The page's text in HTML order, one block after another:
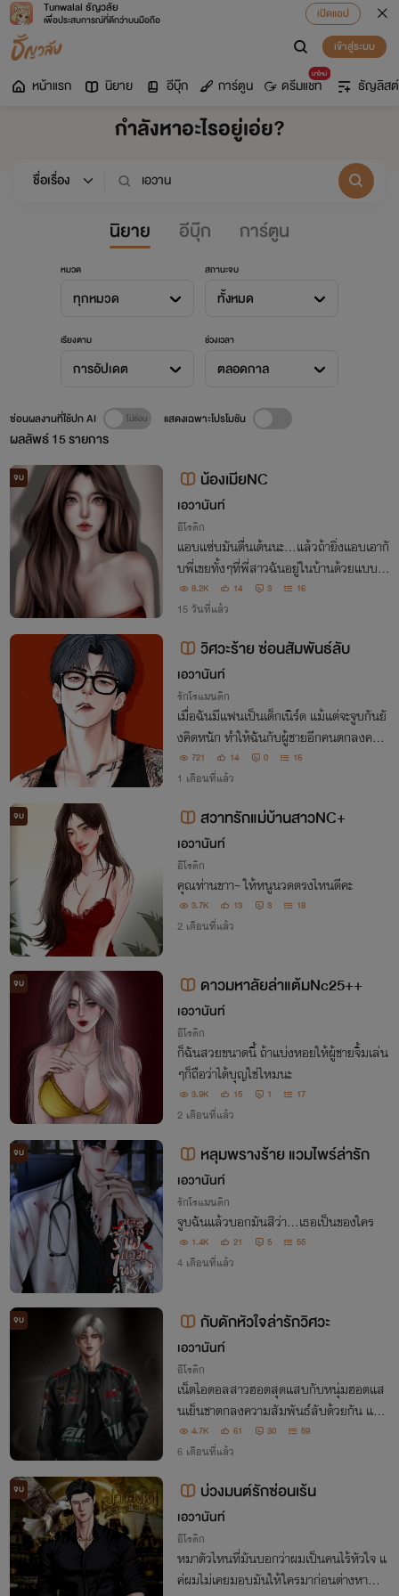
Tunwalai ธัญวลัย
เพื่อประสบการณ์ที่ดีกว่าบนมือถือ
เปิดแอป
เข้าสู่ระบบ
หน้าแรก นิยาย อีบุ๊ก การ์ตูน
มาใหม่
ดรีมแชท ธัญลิสต์
กำลังหาอะไรอยู่เอ่ย?
นิยาย อีบุ๊ก การ์ตูน
หมวด
ทุกหมวด
สถานะจบ
ทั้งหมด
เรียงตาม
การอัปเดต
ช่วงเวลา
ตลอดกาล
ผลลัพธ์15รายการ
ซ่อนผลงานที่ใช้ปก AI แสดงเฉพาะโปรโมชัน
จบ น้องเมียNC
เอวานันท์
อีโรติก
แอบแซ่บมันตื่นเต้นนะ...แล้วถ้ายิ่งแอบเอากั
บพี่เขยทั้งๆที่พี่สาวฉันอยู่ในบ้านด้วยแบบนี
้...พริกร้อยเม็ดก็สู้ลีลาเด็ดฉันไม่ได้
8.2K 14 3 16
15 วันที่แล้ว
วิศวะร้าย ซ่อนสัมพันธ์ลับ
เอวานันท์
รักโรแมนติก
เมื่อฉันมีแฟนเป็นเด็กเนิร์ด แม้แต่จะจูบกันยั
งคิดหนัก ทำให้ฉันกับผู้ชายอีกคนตกลงควา
มสัมพันธ์ลับขึ้นด้วยกัน
721 14 0 16
1 เดือนที่แล้ว
จบ สวาทรักแม่บ้านสาวNC+
เอวานันท์
อีโรติก
คุณท่านขาา~ ให้หนูนวดตรงไหนดีคะ
3.7K 13 3 18
2 เดือนที่แล้ว
จบ ดาวมหาลัยล่าแต้มNc25++
เอวานันท์
อีโรติก
ก็ฉันสวยขนาดนี้ ถ้าแบ่งหอยให้ผู้ชายจิ้มเล่น
ๆก็ถือว่าได้บุญใช่ไหมนะ
3.9K 15 1 17
2 เดือนที่แล้ว
จบ หลุมพรางร้าย แวมไพร์ล่ารัก
เอวานันท์
รักโรแมนติก
จูบฉันแล้วบอกมันสิว่า...เธอเป็นของใคร
1.4K 21 5 55
4 เดือนที่แล้ว
จบ กับดักหัวใจล่ารักวิศวะ
เอวานันท์
อีโรติก
เน็ตไอดอลสาวฮอตสุดแสบกับหนุ่มฮอตแส
นเย็นชาตกลงความสัมพันธ์ลับด้วยกัน แต่ใ
ครจะรู้! ทั้งคู่อาจตกหลุมพลางของตัวเองก็เป็
นได้
4.7K 61 30 59
6 เดือนที่แล้ว
จบ บ่วงมนต์รักซ่อนเร้น
เอวานันท์
อีโรติก
หมาตัวไหนที่มันบอกว่าผมเป็นคนไร้หัวใจ แ
ค่ผมไม่เคยมอบมันให้ใครมาก่อนต่างหา